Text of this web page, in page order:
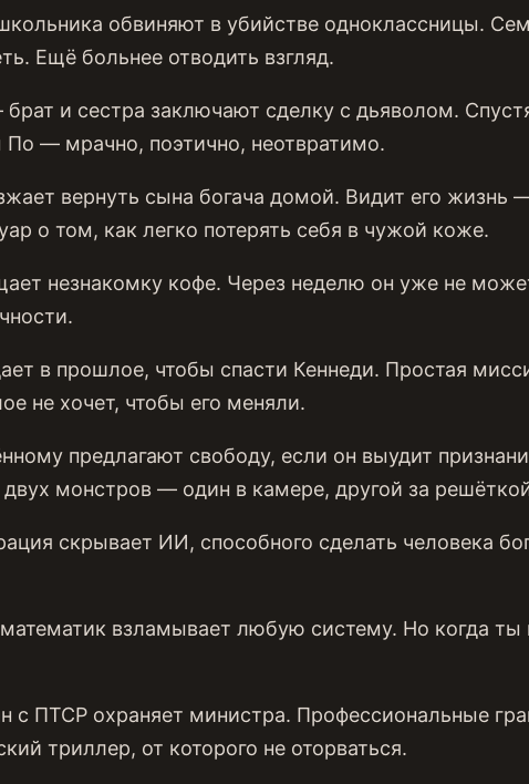
обвиняют в убийстве одноклассницы.
Ещё больнее отводить взгляд.
и сестра заключают сделку с дьяволом.
— мрачно, поэтично, неотвратимо.
вернуть сына богача домой. Видит его жизнь
о том, как легко потерять себя в чужой коже.
незнакомку кофе. Через неделю он уже не
в прошлое, чтобы спасти Кеннеди. Простая
не хочет, чтобы его меняли.
предлагают свободу, если он выудит
монстров — один в камере, другой за
скрывает ИИ, способного сделать человека
взламывает любую систему. Но когда
с ПТСР охраняет министра. Профессиональные
триллер, от которого не оторваться.